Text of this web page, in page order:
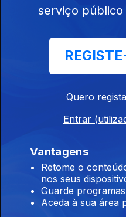
10h Mau tempo na
8h Parlamento
migratória
06 ago. 2026
serviço público
Quero
Entrar
Vantagens
Retome o
nos seus
Guarde
Aceda à sua área